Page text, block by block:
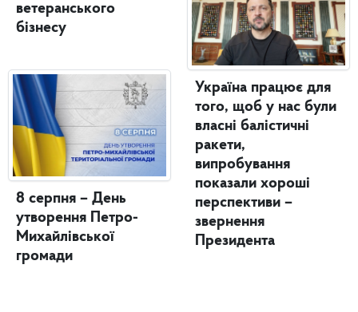
ветеранського
бізнесу
8 серпня – День
утворення Петро-
Михайлівської
громади
Україна працює для
того, щоб у нас були
власні балістичні
ракети,
випробування
показали хороші
перспективи –
звернення
Президента